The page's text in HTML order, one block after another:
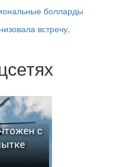
болларды
встречу,
с